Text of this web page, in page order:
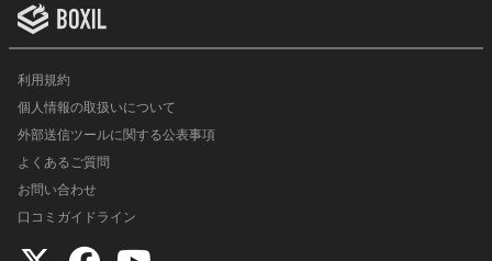
利用規約
個人情報の取扱いについて
外部送信ツールに関する公表事項
よくあるご質問
お問い合わせ
口コミガイドライン